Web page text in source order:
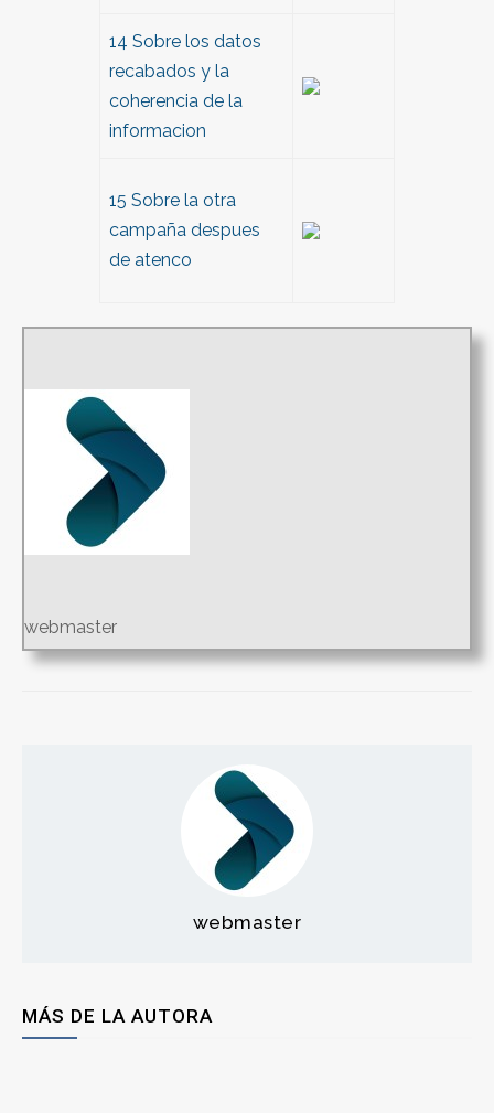
14 Sobre los datos
recabados y la
coherencia de la
informacion
15 Sobre la otra
campaña despues
de atenco
webmaster
webmaster
MÁS DE LA AUTORA